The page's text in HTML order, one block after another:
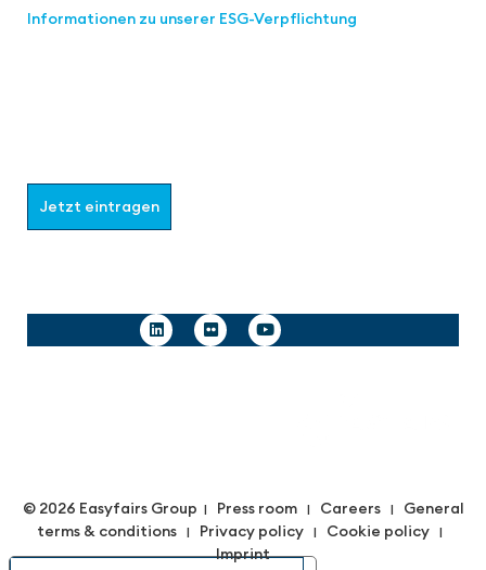
Informationen zu unserer ESG-Verpflichtung
Jetzt eintragen
© 2026 Easyfairs Group | Press room| Careers| General
terms & conditions | Privacy policy | Cookie policy |
Imprint